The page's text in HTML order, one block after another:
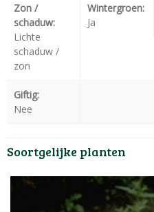
Zon /
schaduw:
Lichte
schaduw /
zon
Wintergroen:
Ja
Giftig:
Nee
Soortgelijke planten